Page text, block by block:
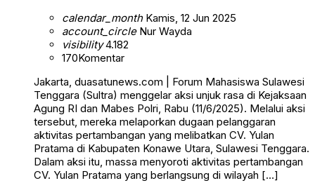
calendar_monthKamis, 12 Jun 2025
account_circleNur Wayda
visibility4.182
170Komentar
Jakarta, duasatunews.com | Forum Mahasiswa Sulawesi
Tenggara (Sultra) menggelar aksi unjuk rasa di Kejaksaan
Agung RI dan Mabes Polri, Rabu (11/6/2025). Melalui aksi
tersebut, mereka melaporkan dugaan pelanggaran
aktivitas pertambangan yang melibatkan CV. Yulan
Pratama di Kabupaten Konawe Utara, Sulawesi Tenggara.
Dalam aksi itu, massa menyoroti aktivitas pertambangan
CV. Yulan Pratama yang berlangsung di wilayah […]